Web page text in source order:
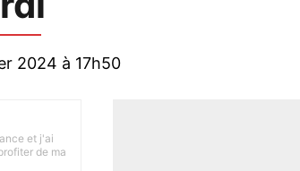
2024 à 17h50
et j'ai
de ma